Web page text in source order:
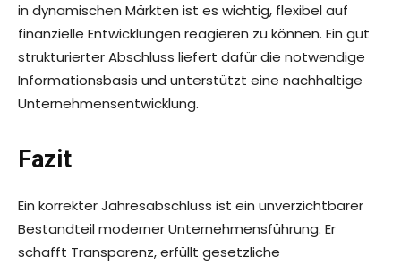
in dynamischen Märkten ist es wichtig, flexibel auf
finanzielle Entwicklungen reagieren zu können. Ein gut
strukturierter Abschluss liefert dafür die notwendige
Informationsbasis und unterstützt eine nachhaltige
Unternehmensentwicklung.
Fazit
Ein korrekter Jahresabschluss ist ein unverzichtbarer
Bestandteil moderner Unternehmensführung. Er
schafft Transparenz, erfüllt gesetzliche